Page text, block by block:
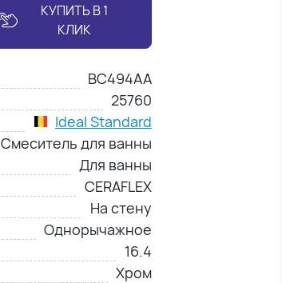
КУПИТЬ В 1
КЛИК
BC494AA
25760
Ideal Standard
Смеситель для ванны
Для ванны
CERAFLEX
На стену
Однорычажное
16.4
Хром